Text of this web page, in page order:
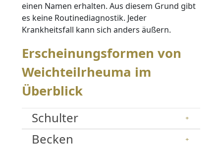
einen Namen erhalten. Aus diesem Grund gibt
es keine Routinediagnostik. Jeder
Krankheitsfall kann sich anders äußern.
Erscheinungsformen von
Weichteilrheuma im
Überblick
Schulter
Becken